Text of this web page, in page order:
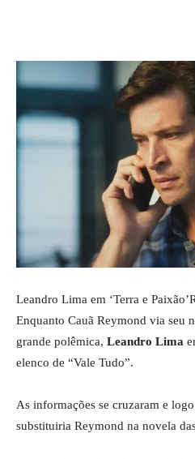
Leandro Lima em ‘Terra e Paixão’
Enquanto Cauã Reymond via seu
grande polêmica, Leandro Lima
elenco de “Vale Tudo”.
As informações se cruzaram e
substituiria Reymond na novela